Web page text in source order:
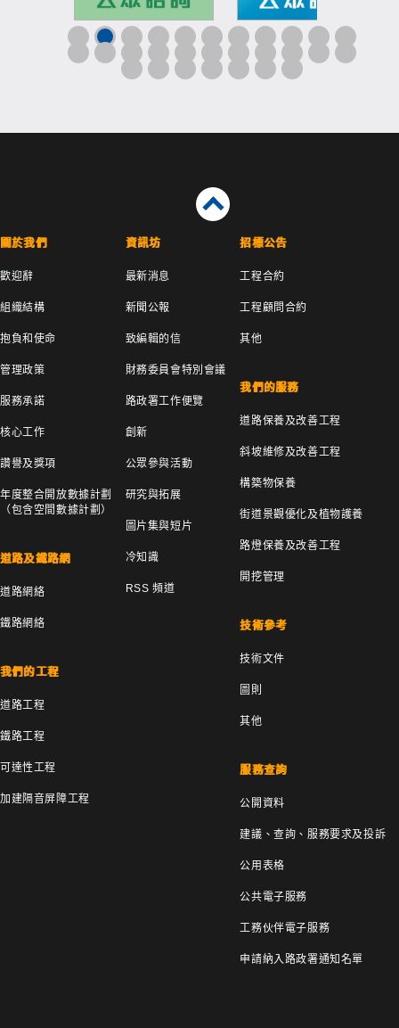
關於我們
歡迎辭
組織結構
抱負和使命
管理政策
服務承諾
核心工作
讚譽及獎項
年度整合開放數據計劃
（包含空間數據計劃）
道路及鐵路網
道路網絡
鐵路網絡
我們的工程
道路工程
鐵路工程
可達性工程
加建隔音屏障工程
資訊坊
最新消息
新聞公報
致編輯的信
財務委員會特別會議
路政署工作便覽
創新
公眾參與活動
研究與拓展
圖片集與短片
冷知識
RSS 頻道
招標公告
工程合約
工程顧問合約
其他
我們的服務
道路保養及改善工程
斜坡維修及改善工程
構築物保養
街道景觀優化及植物護養
路燈保養及改善工程
開挖管理
技術參考
技術文件
圖則
其他
服務查詢
公開資料
建議、查詢、服務要求及投訴
公用表格
公共電子服務
工務伙伴電子服務
申請納入路政署通知名單